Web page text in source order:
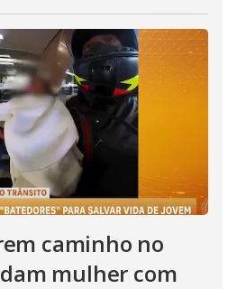
caminho no
mulher com